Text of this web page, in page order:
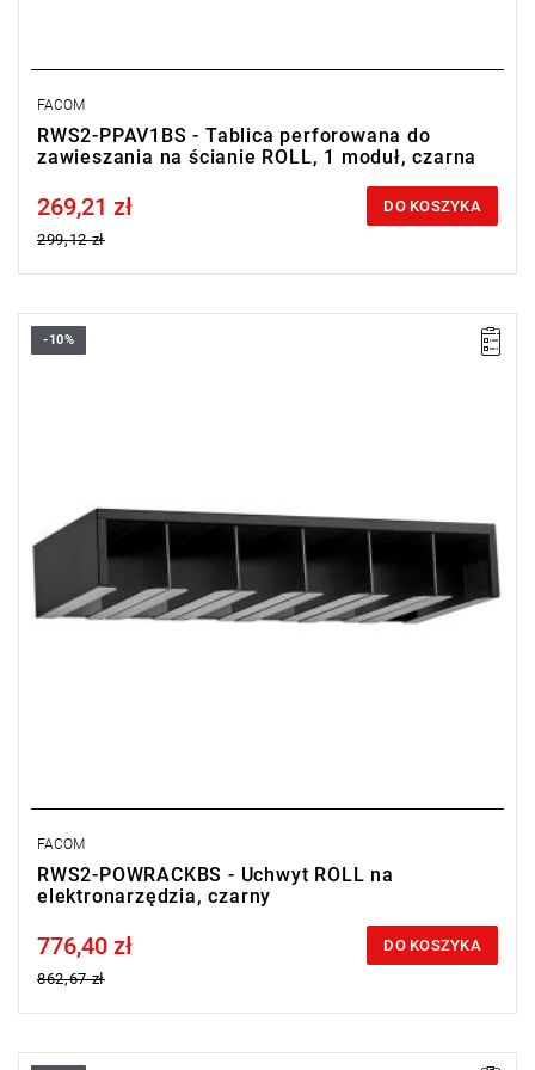
FACOM
RWS2-PPAV1BS - Tablica perforowana do
zawieszania na ścianie ROLL, 1 moduł, czarna
Price tax included
269,21 zł
299,12 zł
DO KOSZYKA
-10%
FACOM
RWS2-POWRACKBS - Uchwyt ROLL na
elektronarzędzia, czarny
Price tax included
776,40 zł
862,67 zł
DO KOSZYKA